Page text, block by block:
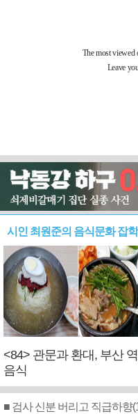
시인 최원준의 음식문화 잡
<84> 관문과 환대, 부산
음식